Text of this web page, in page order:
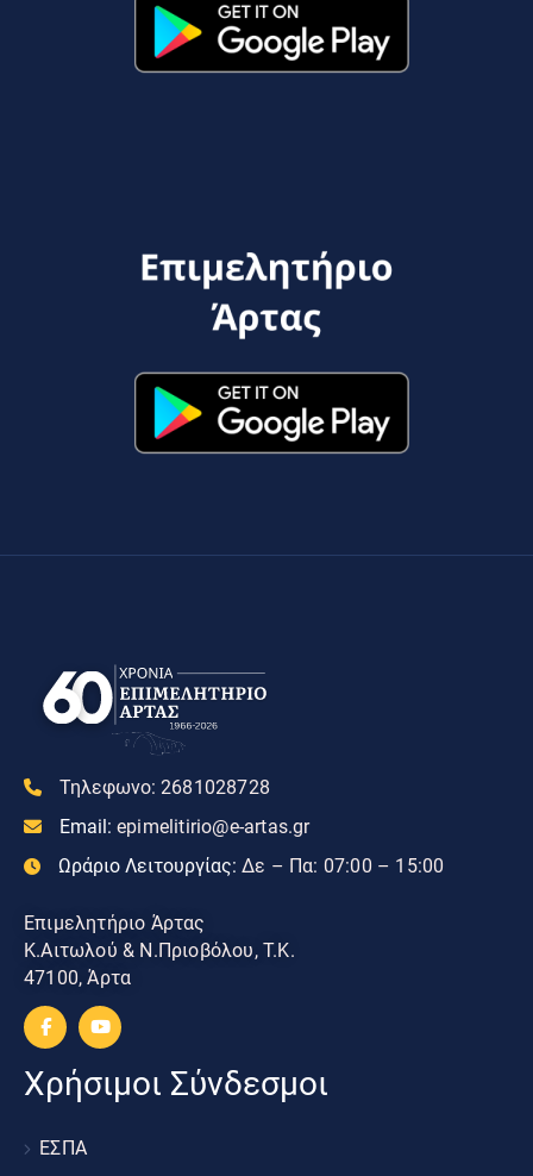
Τηλεφωνο: 2681028728
Email: epimelitirio@e-artas.gr
Ωράριο Λειτουργίας: Δε – Πα: 07:00 – 15:00
Επιμελητήριο Άρτας
Κ.Αιτωλού & Ν.Πριοβόλου, Τ.Κ.
47100, Άρτα
Χρήσιμοι Σύνδεσμοι
ΕΣΠΑ